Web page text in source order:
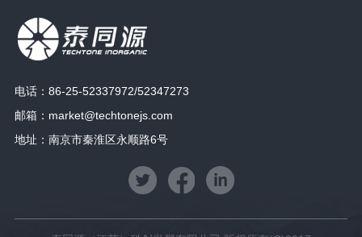
电话：86-25-52337972/52347273
邮箱： market@techtonejs.com
地址：南京市秦淮区永顺路6号